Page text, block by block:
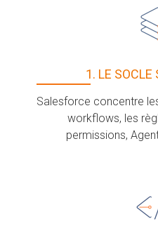
1. LE SOCLE
Salesforce concentre
workflows, les
permissions,